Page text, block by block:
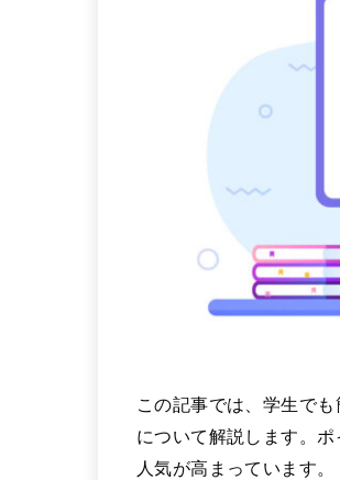
この記事では、学生で
について解説します。
人気が高まっています。